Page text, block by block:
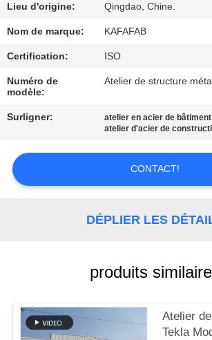
NOUS
VISITE
DE
CONTRÔLE
QUALITÉ
NOUVELLES
CAS
Lieu d'origine: Qingdao, Chine.
Nom de marque: KAFAFAB
Certification: ISO
Numéro de
modèle:
Atelier de structure
Surligner: atelier en acier de bâtiment
atelier d'acier de
CONTACT!
DÉPLIER LES
produits
Atelier
Tekla